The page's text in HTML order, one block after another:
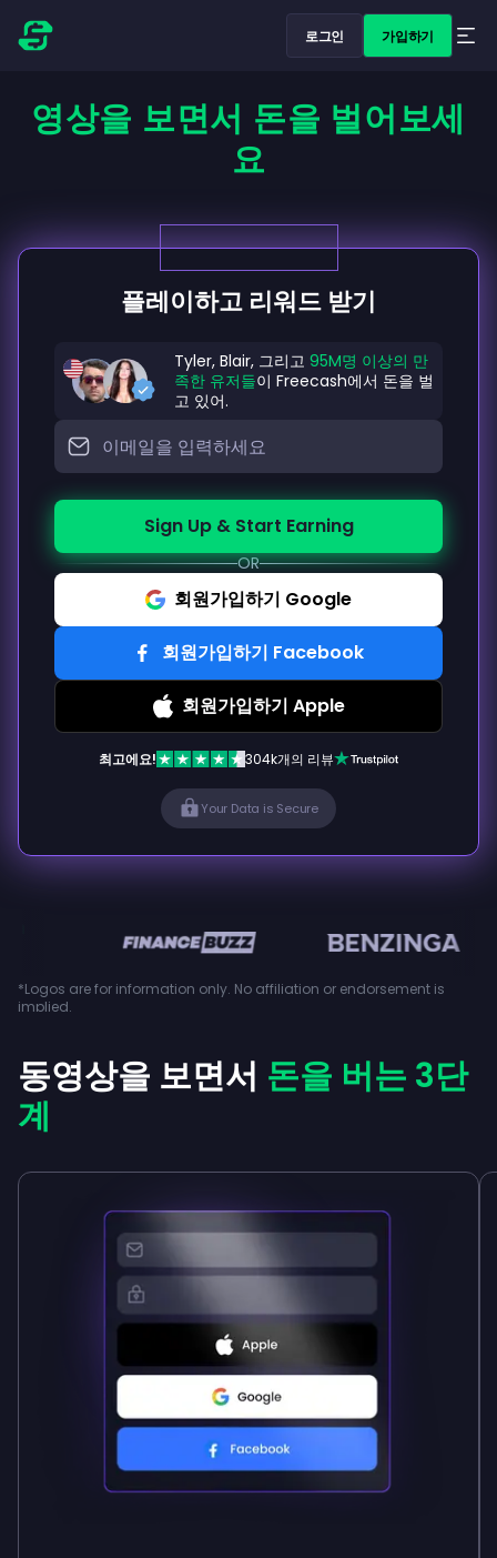
로그인 가입하기
영상을 보면서 돈을 벌어보세
요
플레이하고 리워드 받기
Tyler, Blair, 그리고 95M명 이상의 만
족한 유저들이 Freecash에서 돈을 벌
고 있어.
Sign Up & Start Earning
OR
회원가입하기 Google
회원가입하기 Facebook
회원가입하기 Apple
최고에요! 304k개의 리뷰
Your Data is Secure
*Logos are for information only. No affiliation or endorsement is
implied.
동영상을 보면서 돈을 버는 3단
계